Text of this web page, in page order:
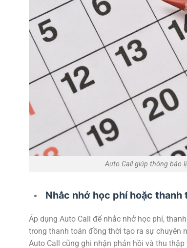
Auto Call giúp thông báo
Nhắc nhở học phí hoặc
Áp dụng Auto Call để nhắc nhở học phí,
trong thanh toán đồng thời tạo ra sự chuyên
Auto Call cũng ghi nhận phản hồi và thu